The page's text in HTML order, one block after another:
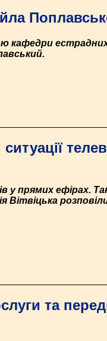
кафедри естрадних
у прямих ефірах.
та